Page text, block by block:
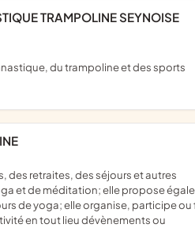
et de méditation; elle propose
de yoga; elle organise, participe ou
en tout lieu dévènements ou